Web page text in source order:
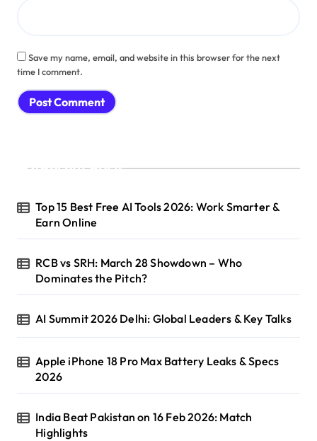
Save my name, email, and website in this browser for the next
time I comment.
Recent Posts
Top 15 Best Free AI Tools 2026: Work Smarter &
Earn Online
RCB vs SRH: March 28 Showdown – Who
Dominates the Pitch?
AI Summit 2026 Delhi: Global Leaders & Key Talks
Apple iPhone 18 Pro Max Battery Leaks & Specs
2026
India Beat Pakistan on 16 Feb 2026: Match
Highlights